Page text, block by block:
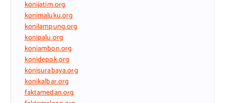
konijatim.org
konimaluku.org
konilampung.org
konipalu.org
koniambon.org
konidepok.org
konisurabaya.org
konikalbar.org
faktamedan.org